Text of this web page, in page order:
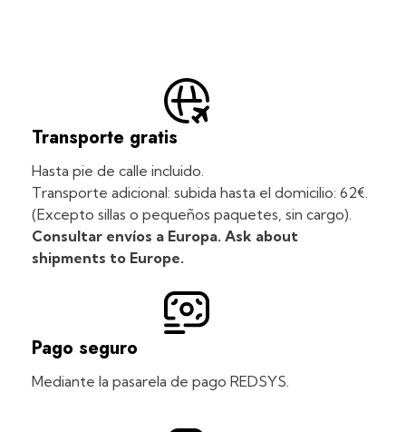
Transporte gratis
Hasta pie de calle incluido.
Transporte adicional: subida hasta el domicilio: 62€.
(Excepto sillas o pequeños paquetes, sin cargo).
Consultar envíos a Europa. Ask about
shipments to Europe.
Pago seguro
Mediante la pasarela de pago REDSYS.